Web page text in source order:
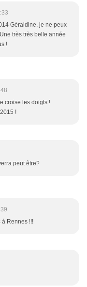
Géraldine, je ne peux
très très belle année
!
croise les doigts !
!
peut être?
à Rennes !!!